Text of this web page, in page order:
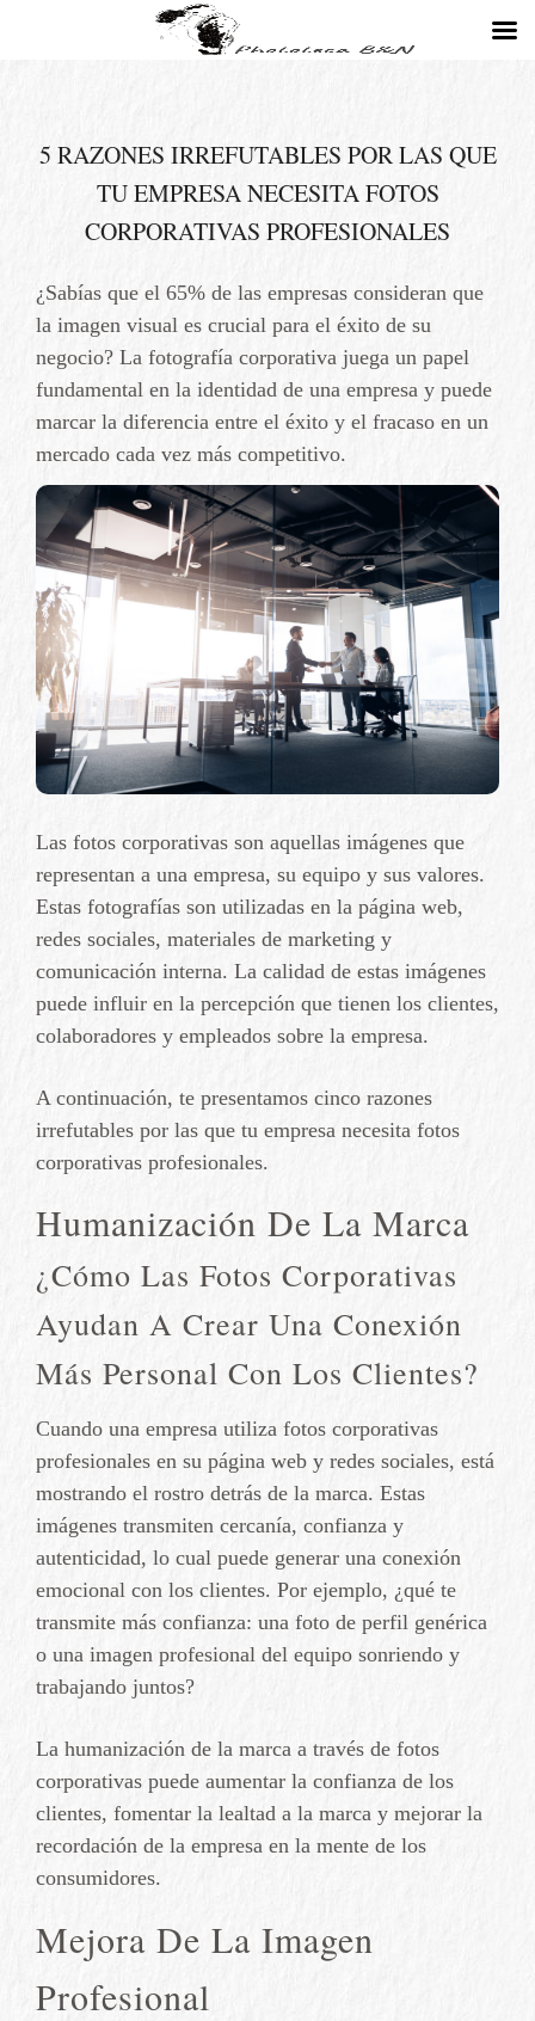
5 RAZONES IRREFUTABLES POR LAS QUE
TU EMPRESA NECESITA FOTOS
CORPORATIVAS PROFESIONALES
¿Sabías que el 65% de las empresas consideran que
la imagen visual es crucial para el éxito de su
negocio? La fotografía corporativa juega un papel
fundamental en la identidad de una empresa y puede
marcar la diferencia entre el éxito y el fracaso en un
mercado cada vez más competitivo.
Las fotos corporativas son aquellas imágenes que
representan a una empresa, su equipo y sus valores.
Estas fotografías son utilizadas en la página web,
redes sociales, materiales de marketing y
comunicación interna. La calidad de estas imágenes
puede influir en la percepción que tienen los clientes,
colaboradores y empleados sobre la empresa.
A continuación, te presentamos cinco razones
irrefutables por las que tu empresa necesita fotos
corporativas profesionales.
Humanización De La Marca
¿Cómo Las Fotos Corporativas
Ayudan A Crear Una Conexión
Más Personal Con Los Clientes?
Cuando una empresa utiliza fotos corporativas
profesionales en su página web y redes sociales, está
mostrando el rostro detrás de la marca. Estas
imágenes transmiten cercanía, confianza y
autenticidad, lo cual puede generar una conexión
emocional con los clientes. Por ejemplo, ¿qué te
transmite más confianza: una foto de perfil genérica
o una imagen profesional del equipo sonriendo y
trabajando juntos?
La humanización de la marca a través de fotos
corporativas puede aumentar la confianza de los
clientes, fomentar la lealtad a la marca y mejorar la
recordación de la empresa en la mente de los
consumidores.
Mejora De La Imagen
Profesional